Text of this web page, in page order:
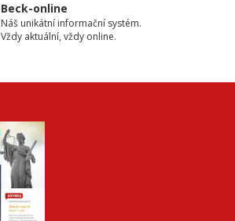
Beck-online
Náš unikátní informační systém.
Vždy aktuální, vždy online.